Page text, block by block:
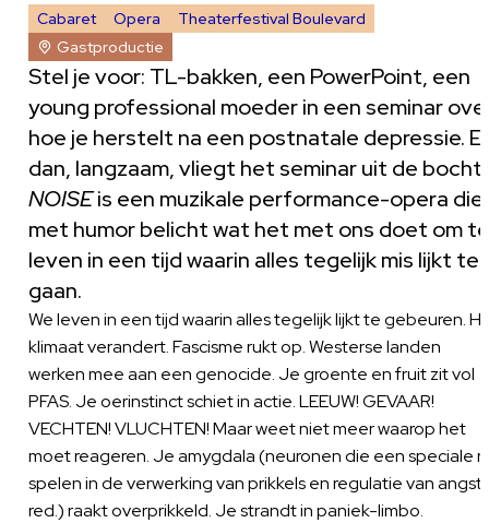
Cabaret Opera
Theaterfestival Boulevard
Gastproductie
Stel je voor: TL-bakken, een PowerPoint, een
young professional moeder in een seminar
hoe je herstelt na een postnatale depressie.
dan, langzaam, vliegt het seminar uit de bocht.
NOISEis een muzikale performance-opera die
met humor belicht wat het met ons doet om te
leven in een tijd waarin alles tegelijk mis lijkt te
gaan.
We leven in een tijd waarin alles tegelijk lijkt te gebeuren.
klimaat verandert. Fascisme rukt op. Westerse landen
werken mee aan een genocide. Je groente en fruit zit vol
PFAS. Je oerinstinct schiet in actie. LEEUW! GEVAAR!
VECHTEN! VLUCHTEN! Maar weet niet meer waarop het
moet reageren. Je amygdala (neuronen die een speciale
spelen in de verwerking van prikkels en regulatie van angst,
red.) raakt overprikkeld. Je strandt in paniek-limbo.